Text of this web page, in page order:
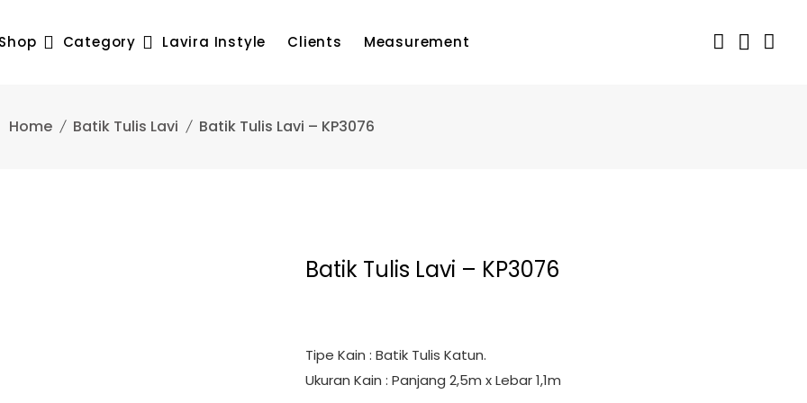
Shop Category Lavira Instyle Clients Measurement
Home Batik Tulis Lavi Batik Tulis Lavi – KP3076
Batik Tulis Lavi – KP3076
Tipe Kain : Batik Tulis Katun.
Ukuran Kain : Panjang 2,5m x Lebar 1,1m